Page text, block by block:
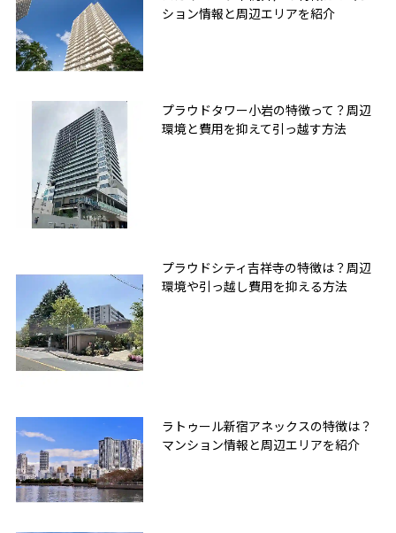
ション情報と周辺エリアを紹介
プラウドタワー小岩の特徴って？周辺
環境と費用を抑えて引っ越す方法
プラウドシティ吉祥寺の特徴は？周辺
環境や引っ越し費用を抑える方法
ラトゥール新宿アネックスの特徴は？
マンション情報と周辺エリアを紹介